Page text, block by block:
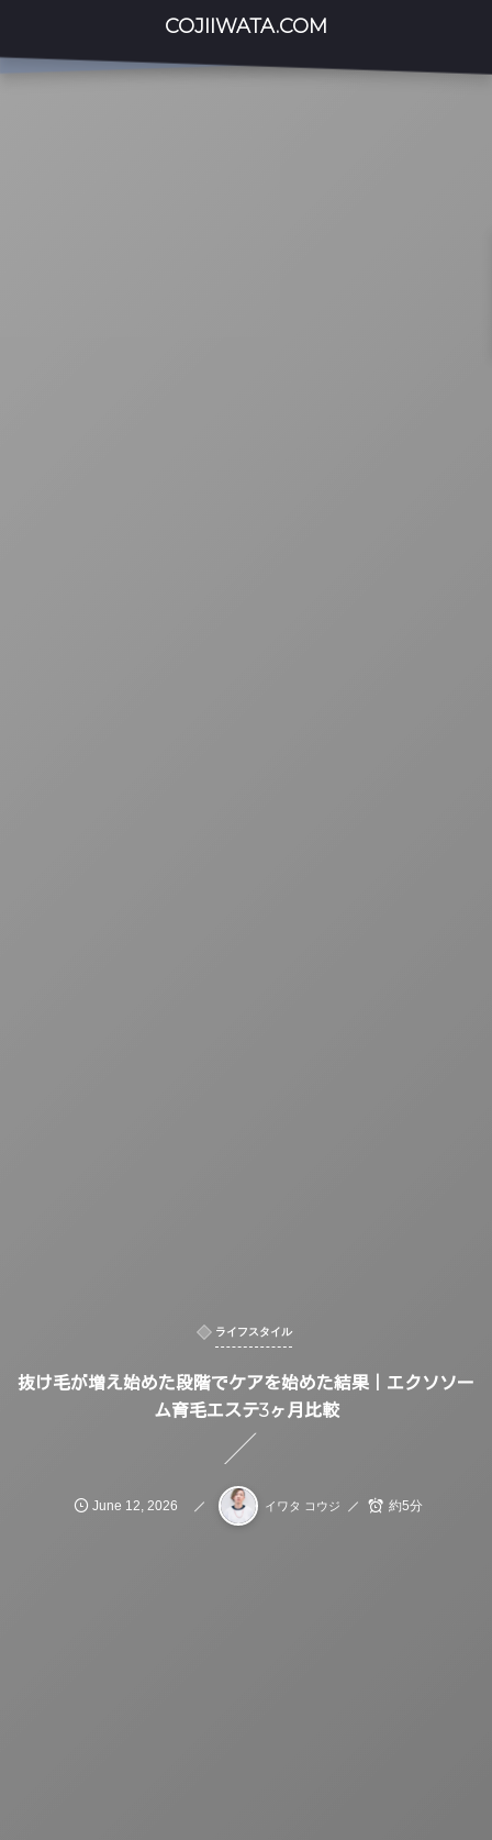
COJIIWATA.COM
ライフスタイル
抜け毛が増え始めた段階でケアを始めた結果｜エクソソー
ム育毛エステ3ヶ月比較
June 12 2026 イワタ コウジ 約5分